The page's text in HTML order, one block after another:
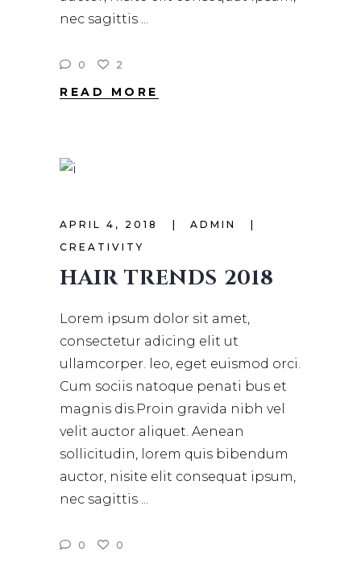
nec sagittis
0 2
READ MORE
APRIL 4, 2018
ADMIN
CREATIVITY
HAIR TRENDS 2018
Lorem ipsum dolor sit amet,
consectetur adicing elit ut
ullamcorper. leo, eget euismod orci.
Cum sociis natoque penati bus et
magnis dis.Proin gravida nibh vel
velit auctor aliquet. Aenean
sollicitudin, lorem quis bibendum
auctor, nisite elit consequat ipsum,
nec sagittis
0 0